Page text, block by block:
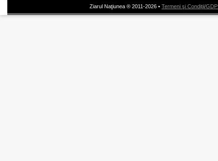
Ziarul Naţiunea ® 2011-2026 • Termeni şi Condiţii/